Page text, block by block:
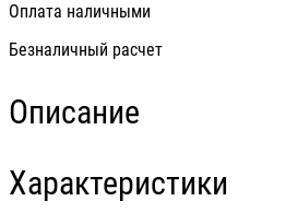
Оплата наличными
Безналичный расчет
Описание
Характеристики